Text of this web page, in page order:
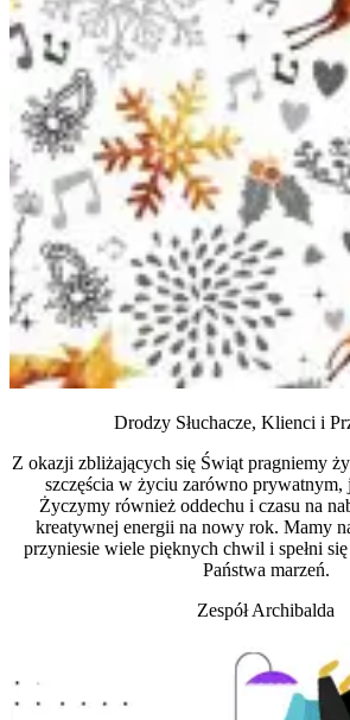
Drodzy Słuchacze, Klienci i
Z okazji zbliżających się Świąt pragniemy
szczęścia w życiu zarówno
Życzymy również oddechu i czasu na
kreatywnej energii na nowy rok. Mamy
przyniesie wiele pięknych chwil i spełni
Państwa marzeń.
Zespół Archibalda